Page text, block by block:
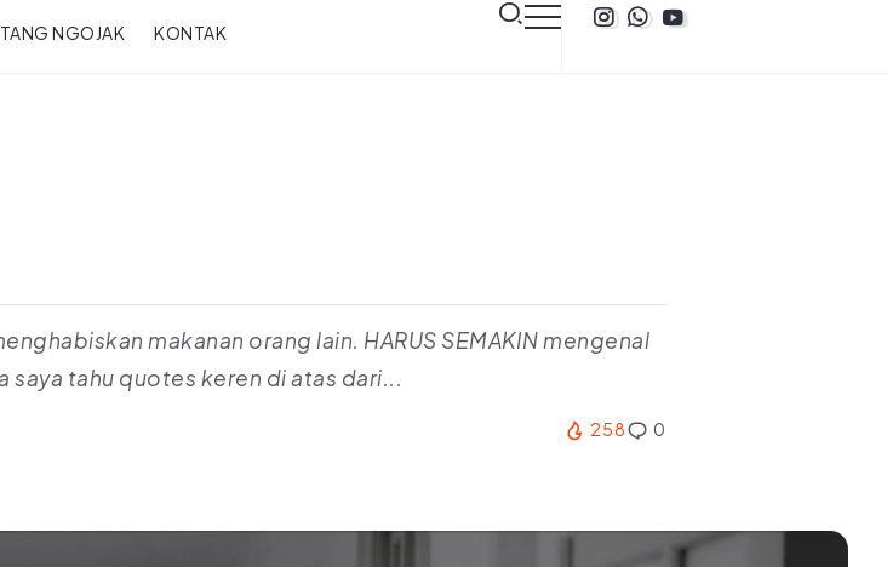
NGOJAK KONTAK
makanan orang lain. HARUS SEMAKIN mengenal
saya tahu quotes keren di atas dari...
258 0